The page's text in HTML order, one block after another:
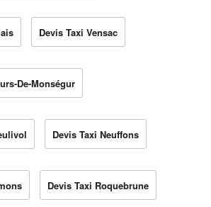
Devis Taxi Vensac
De-Monségur
Devis Taxi Neuffons
Devis Taxi Roquebrune